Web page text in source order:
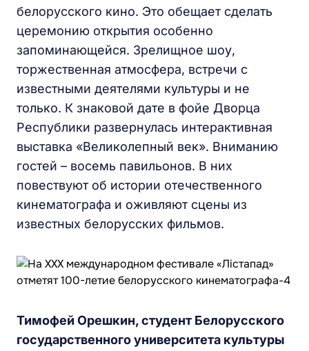
белорусского кино. Это обещает сделать
церемонию открытия особенно
запоминающейся. Зрелищное шоу,
торжественная атмосфера, встречи с
известными деятелями культуры и не
только. К знаковой дате в фойе Дворца
Республики развернулась интерактивная
выставка «Великолепный век». Вниманию
гостей – восемь павильонов. В них
повествуют об истории отечественного
кинематографа и оживляют сцены из
известных белорусских фильмов.
Тимофей Орешкин, студент Белорусского
государственного университета культуры